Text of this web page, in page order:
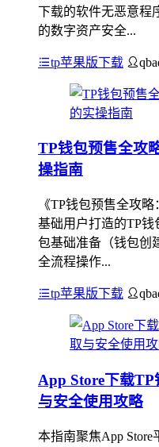
下载的软件无恶意程
的数字资产安全...
tp苹果版下载
TP钱包预售全攻
操指南
《TP钱包预售全攻
基础用户打造的TP
包基础准备（钱包创
全流程操作...
tp苹果版下载
App Store下载
与安全使用攻略
本指南聚焦App